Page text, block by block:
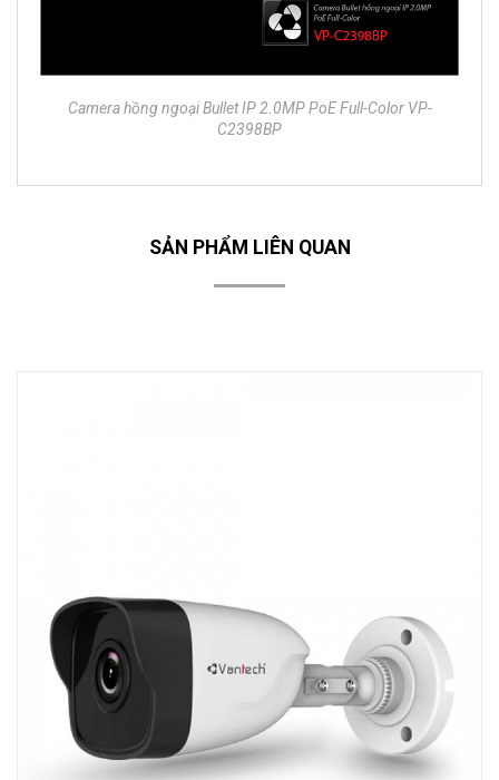
Camera hồng ngoại Bullet IP 2.0MP PoE Full-Color VP-
C2398BP
SẢN PHẨM LIÊN QUAN